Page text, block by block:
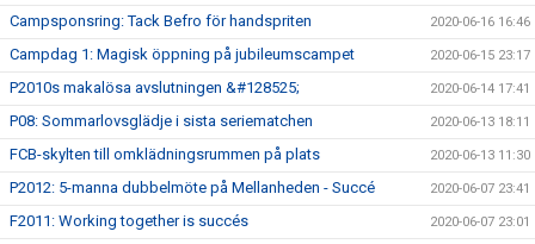
Campsponsring: Tack Befro för handspriten 2020-06-16 16:46
Campdag 1: Magisk öppning på jubileumscampet 2020-06-15 23:17
P2010s makalösa avslutningen &#128525; 2020-06-14 17:41
P08: Sommarlovsglädje i sista seriematchen 2020-06-13 18:11
FCB-skylten till omklädningsrummen på plats 2020-06-13 11:30
P2012: 5-manna dubbelmöte på Mellanheden - Succé 2020-06-07 23:41
F2011: Working together is succés 2020-06-07 23:01